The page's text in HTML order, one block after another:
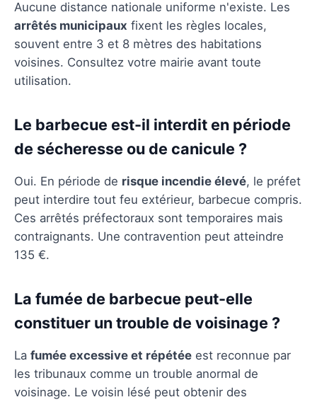
Aucune distance nationale uniforme n'existe. Les
arrêtés municipaux fixent les règles locales,
souvent entre 3 et 8 mètres des habitations
voisines. Consultez votre mairie avant toute
utilisation.
Le barbecue est-il interdit en période
de sécheresse ou de canicule ?
Oui. En période de risque incendie élevé, le préfet
peut interdire tout feu extérieur, barbecue compris.
Ces arrêtés préfectoraux sont temporaires mais
contraignants. Une contravention peut atteindre
135 €.
La fumée de barbecue peut-elle
constituer un trouble de voisinage ?
La fumée excessive et répétée est reconnue par
les tribunaux comme un trouble anormal de
voisinage. Le voisin lésé peut obtenir des